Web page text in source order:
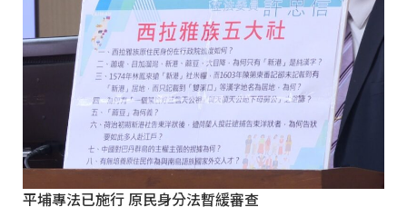
平埔專法已施行 原民身分法暫緩審查